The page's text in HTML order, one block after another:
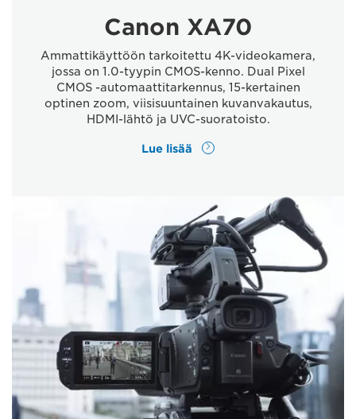
Canon XA70
Ammattikäyttöön tarkoitettu 4K-videokamera,
jossa on 1.0-tyypin CMOS-kenno. Dual Pixel
CMOS -automaattitarkennus, 15-kertainen
optinen zoom, viisisuuntainen kuvanvakautus,
HDMI-lähtö ja UVC-suoratoisto.
Lue lisää